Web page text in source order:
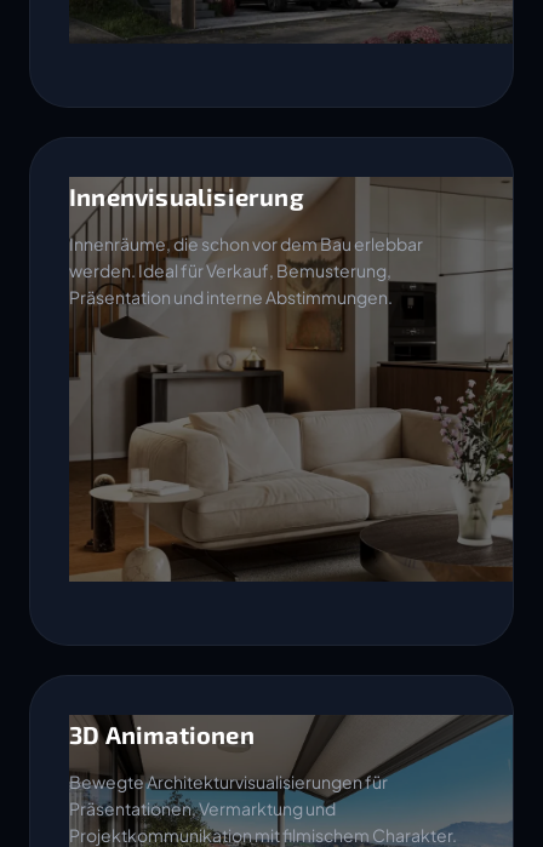
Innenvisualisierung
Innenräume, die schon vor dem Bau erlebbar
werden. Ideal für Verkauf, Bemusterung,
Präsentation und interne Abstimmungen.
3D Animationen
Bewegte Architekturvisualisierungen für
Präsentationen, Vermarktung und
Projektkommunikation mit filmischem Charakter.